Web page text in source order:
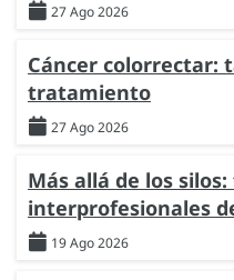
27 Ago 2026
Cáncer colorrectar:
tratamiento
27 Ago 2026
Más allá de los
interprofesionales
19 Ago 2026